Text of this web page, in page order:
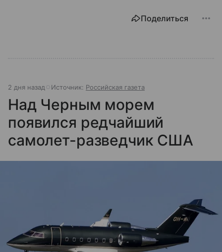
Поделиться
2 дня назад Источник: Российская газета
Над Черным морем
появился редчайший
самолет-разведчик США